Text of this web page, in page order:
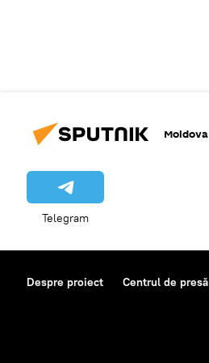
Moldova
Telegram
Despre proiect Centrul de presă